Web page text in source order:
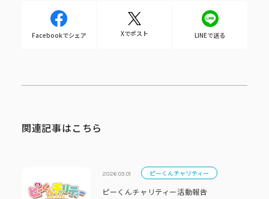
Facebookでシェア Xでポスト LINEで送る
関連記事はこちら
2026.03.01 ピーくんチャリティー
ピーくんチャリティー活動報告